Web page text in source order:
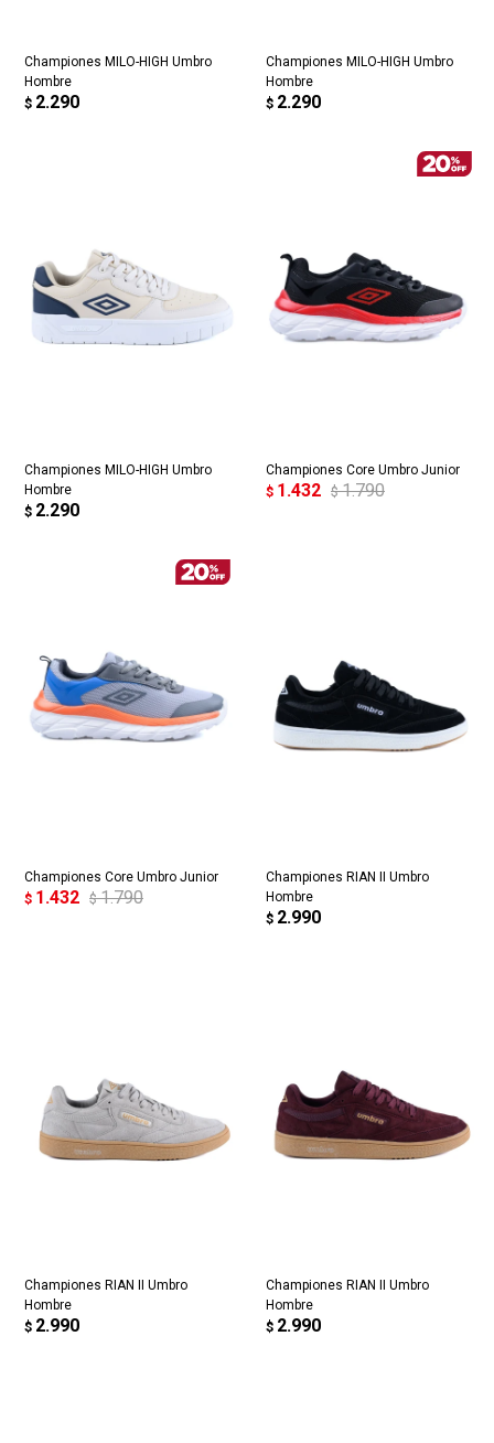
Championes MILO-HIGH Umbro
Hombre
$ 2.290
Championes MILO-HIGH Umbro
Hombre
$ 2.290
Championes MILO-HIGH Umbro
Hombre
$ 2.290
Championes Core Umbro Junior
$ 1.432 $ 1.790
Championes Core Umbro Junior
$ 1.432 $ 1.790
Championes RIAN II Umbro
Hombre
$ 2.990
Championes RIAN II Umbro
Hombre
$ 2.990
Championes RIAN II Umbro
Hombre
$ 2.990